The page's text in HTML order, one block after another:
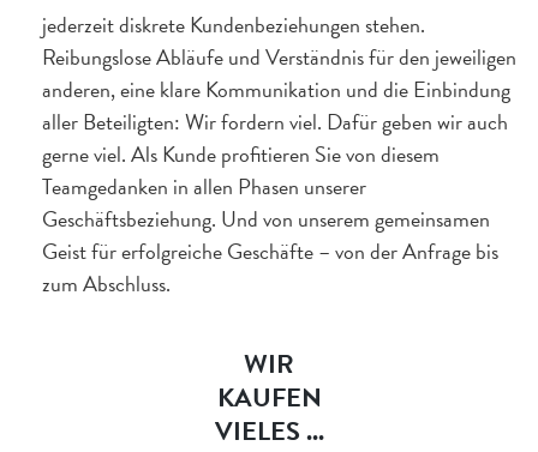
jederzeit diskrete Kundenbeziehungen stehen.
Reibungslose Abläufe und Verständnis für den jeweiligen
anderen, eine klare Kommunikation und die Einbindung
aller Beteiligten: Wir fordern viel. Dafür geben wir auch
gerne viel. Als Kunde profitieren Sie von diesem
Teamgedanken in allen Phasen unserer
Geschäftsbeziehung. Und von unserem gemeinsamen
Geist für erfolgreiche Geschäfte – von der Anfrage bis
zum Abschluss.
WIR
KAUFEN
VIELES ...